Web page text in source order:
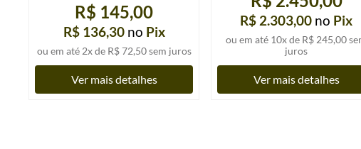
R$ 145,00
R$ 136,30 no Pix
ou em até 2x de R$ 72,50sem juros
Ver mais detalhes
R$ 2.303,00 no Pix
ou em até 10x de R$ 245,00
juros
Ver mais detalhes